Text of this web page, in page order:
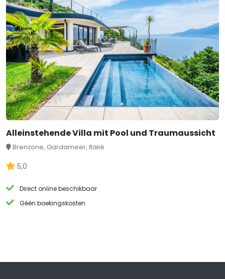
Alleinstehende Villa mit Pool und Traumaussicht
Brenzone, Gardameer, Italië
5,0
Direct online beschikbaar
Géén boekingskosten